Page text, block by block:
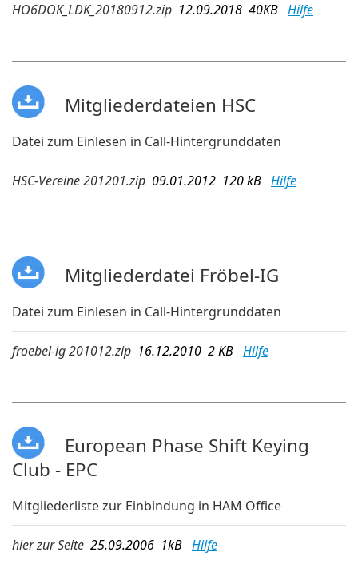
HO6DOK_LDK_20180912.zip 12.09.2018 40KB Hilfe
Mitgliederdateien HSC
Datei zum Einlesen in Call-Hintergrunddaten
HSC-Vereine 201201.zip 09.01.2012 120 kB Hilfe
Mitgliederdatei Fröbel-IG
Datei zum Einlesen in Call-Hintergrunddaten
froebel-ig 201012.zip 16.12.2010 2 KB Hilfe
European Phase Shift Keying
Club - EPC
Mitgliederliste zur Einbindung in HAM Office
hier zur Seite 25.09.2006 1kB Hilfe